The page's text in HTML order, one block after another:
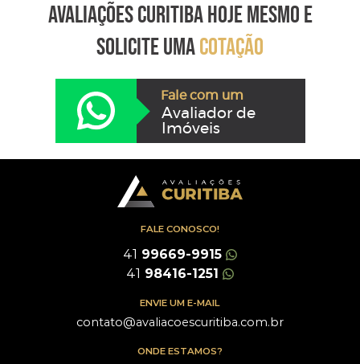
AVALIAÇÕES CURITIBA HOJE MESMO E
SOLICITE UMACOTAÇÃO
Fale com um
Avaliador de
Imóveis
ENVIE UM E-MAIL
contato@avaliacoescuritiba.com.br
ONDE ESTAMOS?
FALE CONOSCO!
41 99669-9915
41 98416-1251